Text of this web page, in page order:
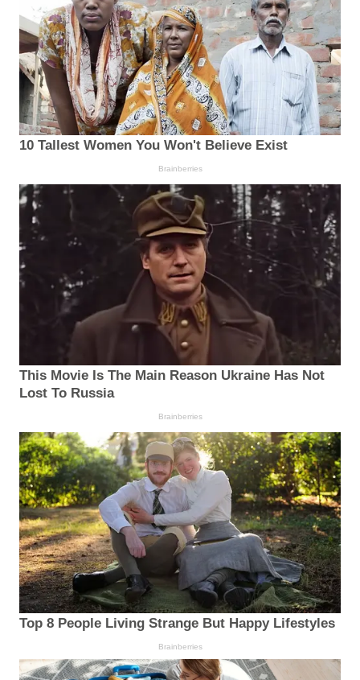
10 Tallest Women You Won't Believe Exist
Brainberries
This Movie Is The Main Reason Ukraine Has Not
Lost To Russia
Brainberries
Top 8 People Living Strange But Happy Lifestyles
Brainberries